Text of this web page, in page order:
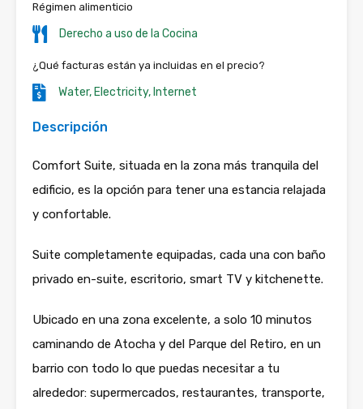
Régimen alimenticio
Derecho a uso de la Cocina
¿Qué facturas están ya incluidas en el precio?
Water, Electricity, Internet
Descripción
Comfort Suite, situada en la zona más tranquila del
edificio, es la opción para tener una estancia relajada
y confortable.
Suite completamente equipadas, cada una con baño
privado en-suite, escritorio, smart TV y kitchenette.
Ubicado en una zona excelente, a solo 10 minutos
caminando de Atocha y del Parque del Retiro, en un
barrio con todo lo que puedas necesitar a tu
alrededor: supermercados, restaurantes, transporte,